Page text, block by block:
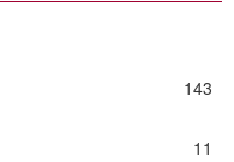
143
11